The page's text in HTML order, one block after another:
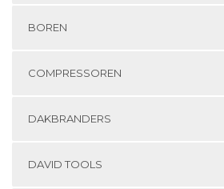
BOREN
COMPRESSOREN
DAKBRANDERS
DAVID TOOLS